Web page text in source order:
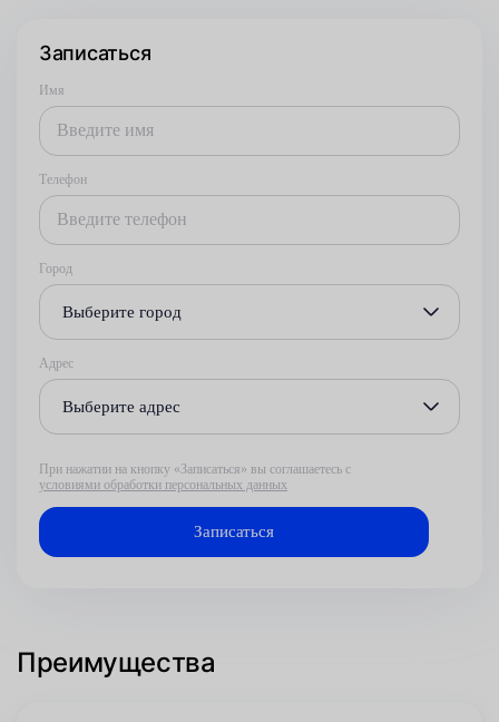
Записаться
Имя
Телефон
Город
Выберите город
Адрес
Выберите адрес
При нажатии на кнопку «Записаться» вы соглашаетесь с
условиями обработки персональных данных
Преимущества